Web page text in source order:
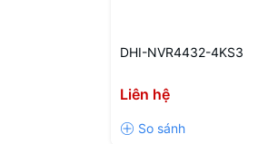
DHI-NVR4432-4KS3
Liên hệ